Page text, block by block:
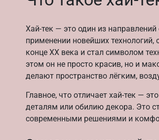
Хай-тек — это один из
применении новейших
конце XX века и стал символом
этом он не просто красив, но и
делают пространство лёгким,
Главное, что отличает хай-тек —
деталям или обилию декора. Это
современными решениями и